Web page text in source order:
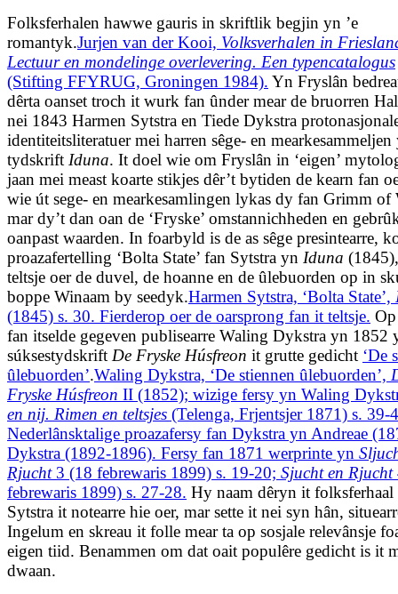
Folksferhalen hawwe gauris in skriftlik begjin yn ’e
romantyk.Jurjen van der Kooi, Volksverhalen in
Lectuur en mondelinge overlevering. Een typencatalogus
(Stifting FFYRUG, Groningen 1984). Yn Fryslân
dêrta oanset troch it wurk fan ûnder mear de bruorren
nei 1843 Harmen Sytstra en Tiede Dykstra
identiteitsliteratuer mei harren sêge- en
tydskrift Iduna. It doel wie om Fryslân in ‘eigen’
jaan mei meast koarte stikjes dêr’t bytiden de kearn fan
wie út sege- en mearkesamlingen lykas dy fan Grimm of
mar dy’t dan oan de ‘Fryske’ omstannichheden en
oanpast waarden. In foarbyld is de as sêge presintearre,
proazafertelling ‘Bolta State’ fan Sytstra yn Iduna
teltsje oer de duvel, de hoanne en de ûlebuorden op in
boppe Winaam by seedyk.Harmen Sytstra, ‘Bolta State’,
(1845) s. 30. Fierderop oer de oarsprong fan it teltsje.
fan itselde gegeven publisearre Waling Dykstra yn 1852
súksestydskrift De Fryske Húsfreon it grutte gedicht ‘De
ûlebuorden’.Waling Dykstra, ‘De stiennen ûlebuorden’,
Fryske Húsfreon II (1852); wizige fersy yn Waling
en nij. Rimen en teltsjes (Telenga, Frjentsjer 1871) s. 39-
Nederlânsktalige proazafersy fan Dykstra yn Andreae
Dykstra (1892-1896). Fersy fan 1871 werprinte yn
Rjucht3 (18 febrewaris 1899) s. 19-20; Sjucht en Rjucht
febrewaris 1899) s. 27-28. Hy naam dêryn it folksferhaal
Sytstra it notearre hie oer, mar sette it nei syn hân,
Ingelum en skreau it folle mear ta op sosjale relevânsje
eigen tiid. Benammen om dat oait populêre gedicht is it
dwaan.